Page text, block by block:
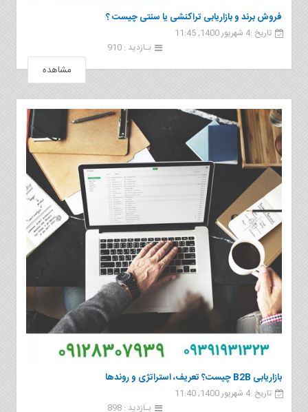
فروش برند و بازاریابی تراکنشی یا سنتی چیست ؟
تاریخ :4 شهریور 1400, 11:45
بـازدید : 910
مشاهده
بازاریابی B2B چیست؟ تعریف، استراتژی و روندها
تاریخ :4 شهریور 1400, 11:40
بـازدید : 898